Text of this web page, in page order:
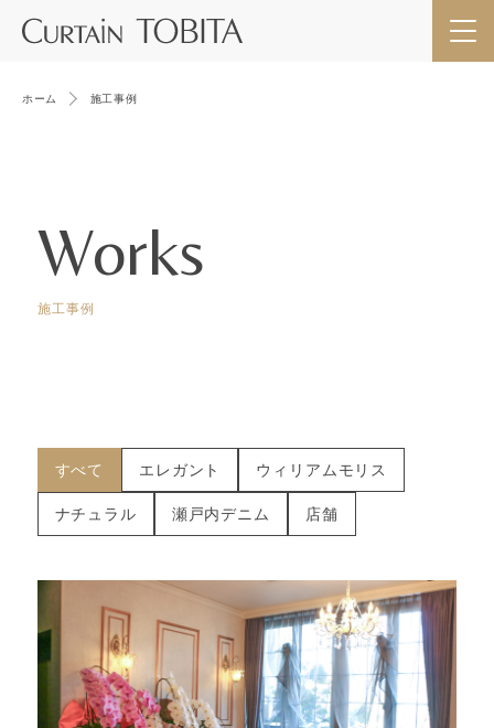
ホーム 施工事例
Works
施工事例
すべて エレガント ウィリアムモリス
ナチュラル 瀬戸内デニム 店舗